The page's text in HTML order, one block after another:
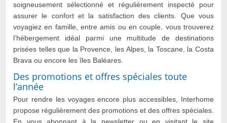
soigneusement sélectionné et régulièrement inspecté pour
assurer le confort et la satisfaction des clients. Que vous
voyagiez en famille, entre amis ou en couple, vous trouverez
l’hébergement idéal parmi une multitude de destinations
prisées telles que la Provence, les Alpes, la Toscane, la Costa
Brava ou encore les îles Baléares.
Des promotions et offres spéciales toute
l’année
Pour rendre les voyages encore plus accessibles, Interhome
propose régulièrement des promotions et des offres spéciales.